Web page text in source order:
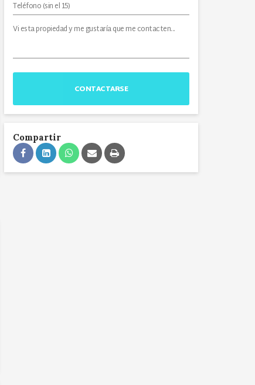
CONTACTARSE
Compartir